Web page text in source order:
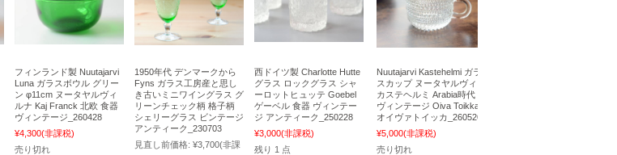
フィンランド製 Nuutajarvi
Luna ガラスボウル グリー
ン φ11cm ヌータヤルヴィ
ルナ Kaj Franck 北欧 食器
ヴィンテージ_260428
¥4,300(非課税)
売り切れ
1950年代 デンマークから
Fyns ガラス工房産と思し
き古いミニワイングラス グ
リーンチェック柄 格子柄
シェリーグラス ビンテージ
アンティーク_230703
見直し前価格: ¥3,700(非課
西ドイツ製 Charlotte Hutte
グラス ロックグラス シャ
ーロットヒュッテ Goebel
ゲーベル 食器 ヴィンテー
ジ アンティーク_250228
¥3,000(非課税)
残り 1 点
Nuutajarvi Kastehelmi ガラ
スカップ ヌータヤルヴィ
カステヘルミ Arabia時代
ヴィンテージ Oiva Toikka
オイヴァトイッカ_260520
¥5,000(非課税)
売り切れ